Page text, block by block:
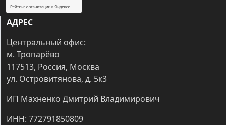
АДРЕС
Центральный офис:
м. Тропарёво
117513, Россия, Москва
ул. Островитянова, д. 5к3
ИП Махненко Дмитрий Владимирович
ИНН: 772791850809